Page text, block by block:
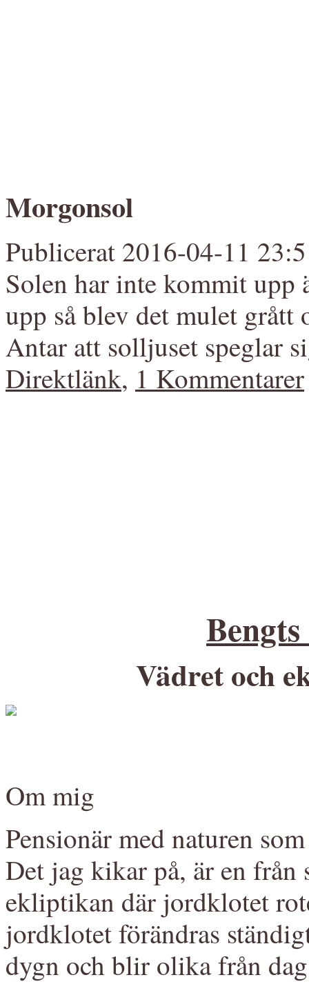
Morgonsol
Publicerat 2016-04-11
Solen har inte kommit upp
upp så blev det mulet grått
Antar att solljuset speglar
Direktlänk, 1 Kommentarer
Vädret och
Om mig
Pensionär med naturen
Det jag kikar på, är en från
ekliptikan där jordklotet
jordklotet förändras
dygn och blir olika från